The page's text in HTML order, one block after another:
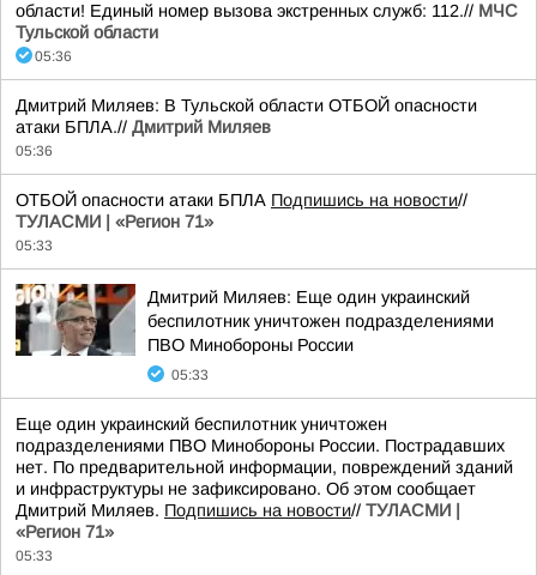
области! Единый номер вызова экстренных служб: 112.// МЧС
Тульской области
05:36
Дмитрий Миляев: В Тульской области ОТБОЙ опасности
атаки БПЛА.// Дмитрий Миляев
05:36
ОТБОЙ опасности атаки БПЛА Подпишись на новости//
ТУЛАСМИ | «Регион 71»
05:33
Дмитрий Миляев: Еще один украинский
беспилотник уничтожен подразделениями
ПВО Минобороны России
05:33
Еще один украинский беспилотник уничтожен
подразделениями ПВО Минобороны России. Пострадавших
нет. По предварительной информации, повреждений зданий
и инфраструктуры не зафиксировано. Об этом сообщает
Дмитрий Миляев. Подпишись на новости// ТУЛАСМИ |
«Регион 71»
05:33